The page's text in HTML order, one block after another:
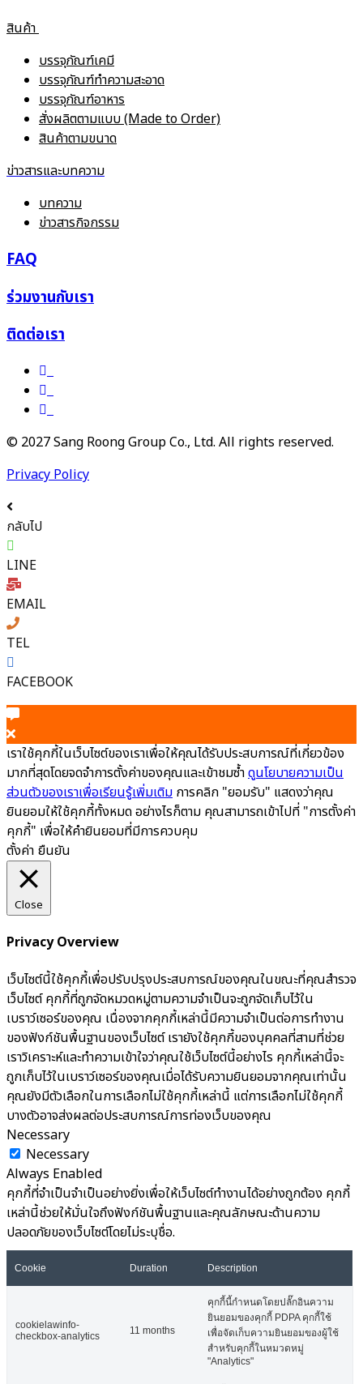
สินค้า
บรรจุภัณฑ์เคมี
บรรจุภัณฑ์ทำความสะอาด
บรรจุภัณฑ์อาหาร
สั่งผลิตตามแบบ (Made to Order)
สินค้าตามขนาด
ข่าวสารและบทความ
บทความ
ข่าวสารกิจกรรม
FAQ
ร่วมงานกับเรา
ติดต่อเรา
© 2027 Sang Roong Group Co., Ltd. All rights reserved.
Privacy Policy
กลับไป
LINE
EMAIL
TEL
FACEBOOK
เราใช้คุกกี้ในเว็บไซต์ของเราเพื่อให้คุณได้รับประสบการณ์ที่เกี่ยวข้อง
มากที่สุดโดยจดจำการตั้งค่าของคุณและเข้าชมซ้ำดูนโยบายความเป็น
ส่วนตัวของเราเพื่อเรียนรู้เพิ่มเติม การคลิก "ยอมรับ" แสดงว่าคุณ
ยินยอมให้ใช้คุกกี้ทั้งหมด อย่างไรก็ตาม คุณสามารถเข้าไปที่ "การตั้งค่า
คุกกี้" เพื่อให้คำยินยอมที่มีการควบคุม
ตั้งค่า ยืนยัน
Close
Privacy Overview
เว็บไซต์นี้ใช้คุกกี้เพื่อปรับปรุงประสบการณ์ของคุณในขณะที่คุณสำรวจ
เว็บไซต์ คุกกี้ที่ถูกจัดหมวดหมู่ตามความจำเป็นจะถูกจัดเก็บไว้ใน
เบราว์เซอร์ของคุณ เนื่องจากคุกกี้เหล่านี้มีความจำเป็นต่อการทำงาน
ของฟังก์ชันพื้นฐานของเว็บไซต์ เรายังใช้คุกกี้ของบุคคลที่สามที่ช่วย
เราวิเคราะห์และทำความเข้าใจว่าคุณใช้เว็บไซต์นี้อย่างไร คุกกี้เหล่านี้จะ
ถูกเก็บไว้ในเบราว์เซอร์ของคุณเมื่อได้รับความยินยอมจากคุณเท่านั้น
คุณยังมีตัวเลือกในการเลือกไม่ใช้คุกกี้เหล่านี้ แต่การเลือกไม่ใช้คุกกี้
บางตัวอาจส่งผลต่อประสบการณ์การท่องเว็บของคุณ
Necessary
Necessary
Always Enabled
คุกกี้ที่จำเป็นจำเป็นอย่างยิ่งเพื่อให้เว็บไซต์ทำงานได้อย่างถูกต้อง คุกกี้
เหล่านี้ช่วยให้มั่นใจถึงฟังก์ชันพื้นฐานและคุณลักษณะด้านความ
ปลอดภัยของเว็บไซต์โดยไม่ระบุชื่อ.
Cookie Duration Description
cookielawinfo-
checkbox-analytics
11 months
คุกกี้นี้กำหนดโดยปลั๊กอินความ
ยินยอมของคุกกี้ PDPA คุกกี้ใช้
เพื่อจัดเก็บความยินยอมของผู้ใช้
สำหรับคุกกี้ในหมวดหมู่
"Analytics"